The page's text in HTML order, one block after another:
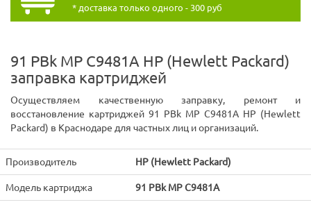
* доставка только одного - 300 руб
91 PBk MP C9481A HP (Hewlett Packard)
заправка картриджей
Осуществляем качественную заправку, ремонт и
восстановление картриджей 91 PBk MP C9481A HP (Hewlett
Packard) в Краснодаре для частных лиц и организаций.
Производитель HP (Hewlett Packard)
Модель картриджа 91 PBk MP C9481A